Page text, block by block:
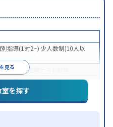
見る
指導(1対2~) 少人数制(10人以
験 授業・定期テスト対策
学習にPC・タブレットを利用
を探す